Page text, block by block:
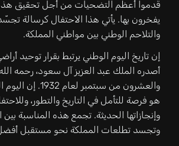
قدموا أعظم التضحيات من أجل تحقيق
يفخرون بها. يأتي هذا الاحتفال كرسالة
والتلاحم الوطني بين مواطني المملكة.
إن تاريخ اليوم الوطني يرتبط بقرار توحيد
أصدره الملك عبد العزيز آل سعود، رحمه
والعشرون من سبتمبر
هو فرصة للتأمل في التاريخ والتطور،
وإنجازاتها الحديثة. تجمع هذه المناسبة بين
وتجسد تطلعات المملكة نحو مستقبل أفضل